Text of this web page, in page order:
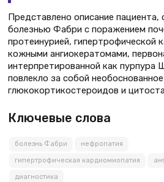
Представлено описание
болезнью Фабри с поражением
протеинурией, гипертрофической
кожными ангиокератомами,
интерпретированной как пурпура
повлекло за собой
глюкокортикостероидов и
Ключевые слова
болезнь Фабри нефропатия
гипертрофическая кардиомиопатия
диагностика